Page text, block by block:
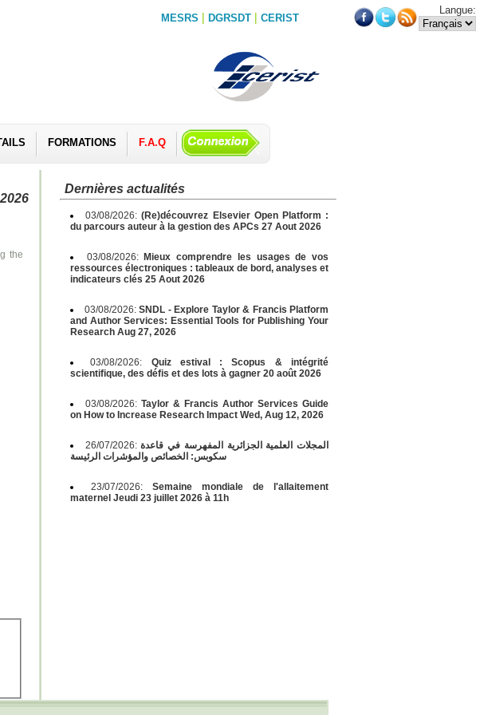
MESRS | DGRSDT | CERIST
Langue:
FORMATIONS F.A.Q
the
Dernières actualités
03/08/2026:(Re)découvrez Elsevier Open Platform :
du parcours auteur à la gestion des APCs 27 Aout 2026
03/08/2026: Mieux comprendre les usages de vos
ressources électroniques : tableaux de bord, analyses et
indicateurs clés 25 Aout 2026
03/08/2026: SNDL - Explore Taylor & Francis Platform
and Author Services: Essential Tools for Publishing Your
Research Aug 27, 2026
03/08/2026: Quiz estival : Scopus & intégrité
scientifique, des défis et des lots à gagner 20 août 2026
03/08/2026: Taylor & Francis Author Services Guide
on How to Increase Research Impact Wed, Aug 12, 2026
26/07/2026:المجلات العلمية الجزائرية المفهرسة في قاعدة
سكوبس: الخصائص والمؤشرات الرئيسة
23/07/2026: Semaine mondiale de l'allaitement
maternel Jeudi 23 juillet 2026 à 11h